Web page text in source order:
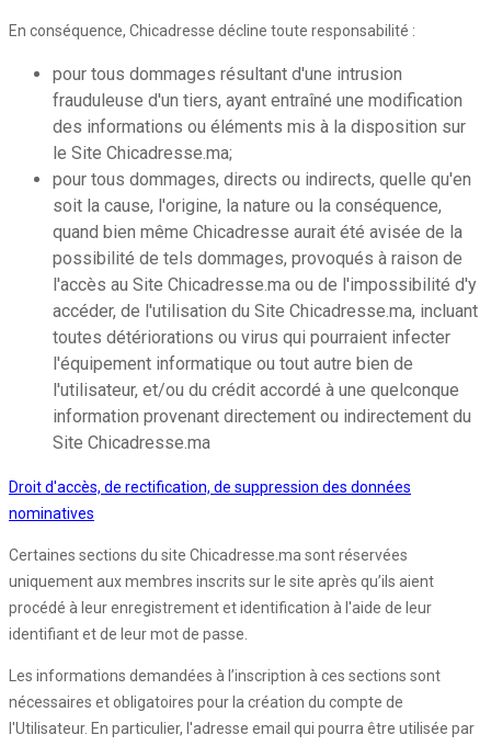
En conséquence, Chicadresse décline toute responsabilité :
pour tous dommages résultant d'une intrusion
frauduleuse d'un tiers, ayant entraîné une modification
des informations ou éléments mis à la disposition sur
le Site Chicadresse.ma;
pour tous dommages, directs ou indirects, quelle qu'en
soit la cause, l'origine, la nature ou la conséquence,
quand bien même Chicadresse aurait été avisée de la
possibilité de tels dommages, provoqués à raison de
l'accès au Site Chicadresse.ma ou de l'impossibilité d'y
accéder, de l'utilisation du Site Chicadresse.ma, incluant
toutes détériorations ou virus qui pourraient infecter
l'équipement informatique ou tout autre bien de
l'utilisateur, et/ou du crédit accordé à une quelconque
information provenant directement ou indirectement du
Site Chicadresse.ma
Droit d'accès, de rectification, de suppression des données
nominatives
Certaines sections du site Chicadresse.ma sont réservées
uniquement aux membres inscrits sur le site après qu’ils aient
procédé à leur enregistrement et identification à l'aide de leur
identifiant et de leur mot de passe.
Les informations demandées à l’inscription à ces sections sont
nécessaires et obligatoires pour la création du compte de
l'Utilisateur. En particulier, l'adresse email qui pourra être utilisée par